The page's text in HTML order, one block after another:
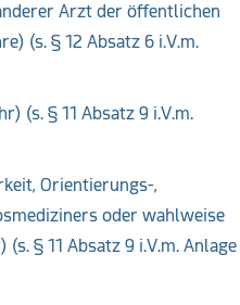
Arzt der öffentlichen
(s. § 12 Absatz 6 i.V.m.
(s. § 11 Absatz 9 i.V.m.
Orientierungs-,
oder wahlweise
§ 11 Absatz 9 i.V.m. Anlage